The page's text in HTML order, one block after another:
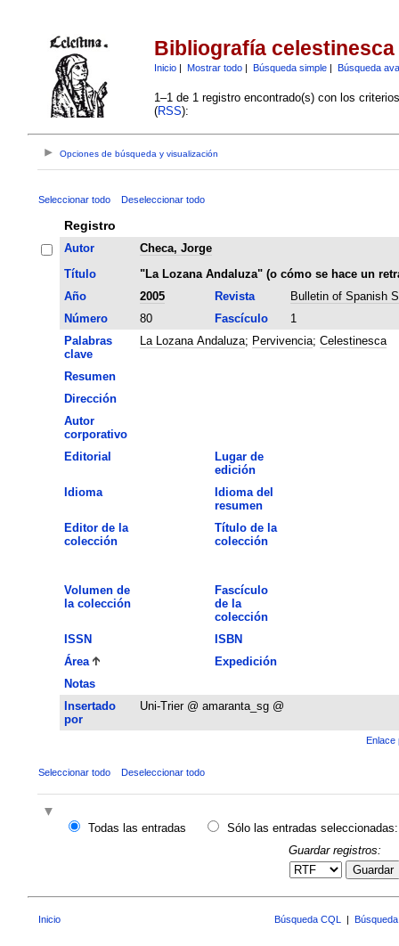
Bibliografía celestinesca
Inicio| Mostrar todo| Búsqueda simple| Búsqueda
1–1 de 1 registro encontrado(s) con los
(RSS):
Opciones de búsqueda y visualización
Seleccionar todo Deseleccionar todo
Registro
Autor
Checa, Jorge
Título
"La Lozana Andaluza" (o cómo se hace un
Año
2005 Revista
Bulletin of Spanish
Número
80 Fascículo
1
Palabras
clave
La Lozana Andaluza; Pervivencia; Celestinesca
Resumen
Dirección
Autor
corporativo
Editorial
Lugar de
edición
Idioma
Idioma del
resumen
Editor de la
colección
Título de la
colección
Volumen de
la colección
Fascículo
de la
colección
ISSN
ISBN
Área
Expedición
Notas
Insertado
por
Uni-Trier @ amaranta_sg @
Enlace
Seleccionar todo Deseleccionar todo
Todas las entradas
Sólo las entradas seleccionadas:
Guardar registros:
Guardar
Inicio Búsqueda CQL